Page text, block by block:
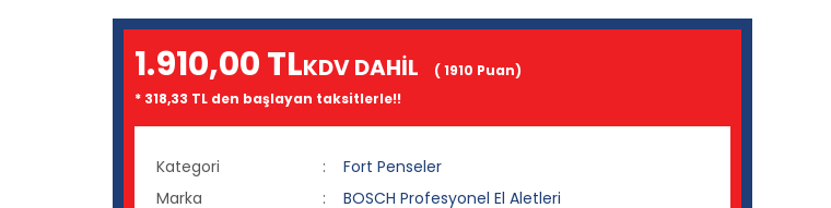
1.910,00 TLKDV DAHİL
( 1910 Puan)
* 318,33 TL den başlayan taksitlerle!!
Kategori
Fort Penseler
Marka
BOSCH Profesyonel El Aletleri